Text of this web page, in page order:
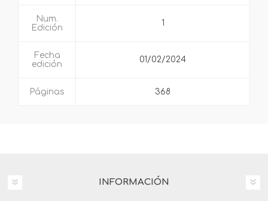
Num.
Edición
1
Fecha
edición
01/02/2024
Páginas 368
INFORMACIÓN